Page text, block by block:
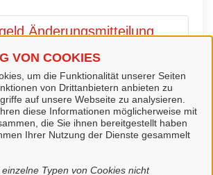
VON COOKIES
um die Funktionalität unserer Seiten
von Drittanbietern anbieten zu
auf unsere Webseite zu analysieren.
diese Informationen möglicherweise mit
die Sie ihnen bereitgestellt haben
Ihrer Nutzung der Dienste gesammelt
Typen von Cookies nicht
Änderungsmitteilung
Erhöhungsantrag
Unterlagen online
nachreichen